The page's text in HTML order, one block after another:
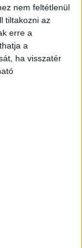
nem feltétlenül
tiltakozni az
erre a
a
ha visszatér